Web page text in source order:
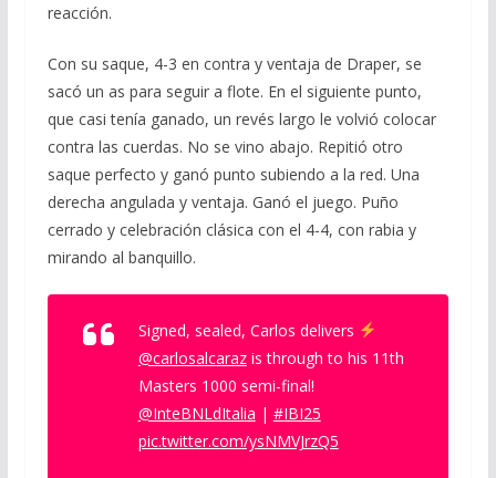
reacción.
Con su saque, 4-3 en contra y ventaja de Draper, se
sacó un as para seguir a flote. En el siguiente punto,
que casi tenía ganado, un revés largo le volvió colocar
contra las cuerdas. No se vino abajo. Repitió otro
saque perfecto y ganó punto subiendo a la red. Una
derecha angulada y ventaja. Ganó el juego. Puño
cerrado y celebración clásica con el 4-4, con rabia y
mirando al banquillo.
Signed, sealed, Carlos delivers
@carlosalcarazis through to his 11th
Masters 1000 semi-final!
@InteBNLdItalia | #IBI25
pic.twitter.com/ysNMVJrzQ5